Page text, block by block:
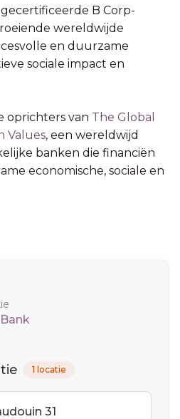
gecertificeerde B Corp-
wereldwijde
en duurzame
sociale impact en
oprichters van The Global
Values, een wereldwijd
banken die financiën
economische, sociale en
1 locatie
31